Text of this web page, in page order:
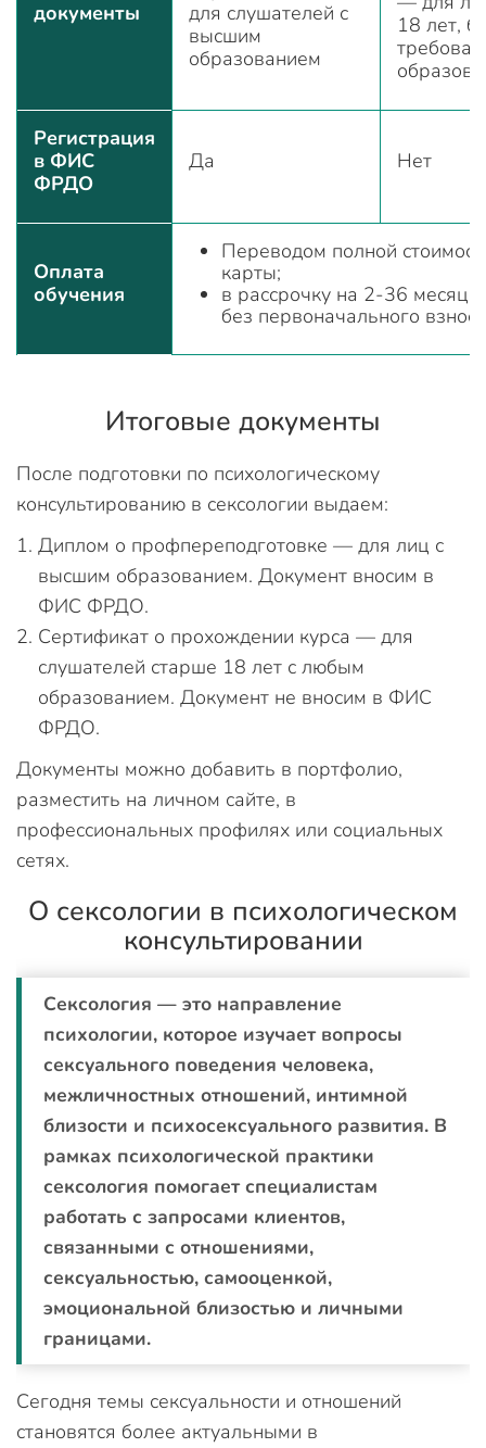
документы
для слушателей с
высшим
образованием
18 лет,
Регистрация
в ФИС
ФРДО
Да Нет
Оплата
обучения
Переводом полной
карты;
в рассрочку на 2-36
без первоначального взноса
Итоговые документы
После подготовки по психологическому
консультированию в сексологии выдаем:
Диплом о профпереподготовке — для лиц с
высшим образованием. Документ вносим в
ФИС ФРДО.
Сертификат о прохождении курса — для
слушателей старше 18 лет с любым
образованием. Документ не вносим в ФИС
ФРДО.
Документы можно добавить в портфолио,
разместить на личном сайте, в
профессиональных профилях или социальных
сетях.
О сексологии в психологическом
консультировании
Сексология — это направление
психологии, которое изучает вопросы
сексуального поведения человека,
межличностных отношений, интимной
близости и психосексуального развития. В
рамках психологической практики
сексология помогает специалистам
работать с запросами клиентов,
связанными с отношениями,
сексуальностью, самооценкой,
эмоциональной близостью и личными
границами.
Сегодня темы сексуальности и отношений
становятся более актуальными в